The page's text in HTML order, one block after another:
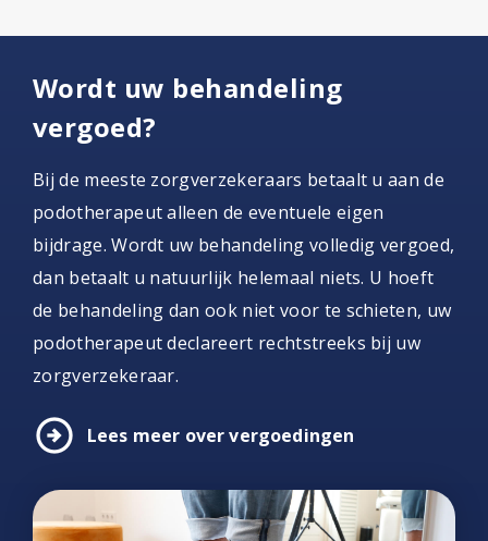
Wordt uw behandeling
vergoed?
Bij de meeste zorgverzekeraars betaalt u aan de
podotherapeut alleen de eventuele eigen
bijdrage. Wordt uw behandeling volledig vergoed,
dan betaalt u natuurlijk helemaal niets. U hoeft
de behandeling dan ook niet voor te schieten, uw
podotherapeut declareert rechtstreeks bij uw
zorgverzekeraar.
arrow_circle_right Lees meer over vergoedingen